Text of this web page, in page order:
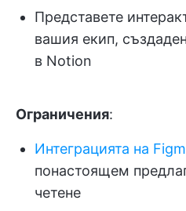
Представете
вашия екип,
в Notion
Ограничения:
Интеграцията на
понастоящем
четене